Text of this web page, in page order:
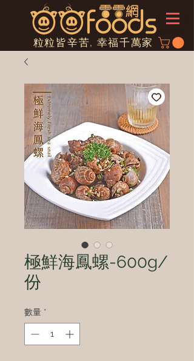
粒粒皆辛苦, 幸福千萬家
極鮮海鳳螺-600g/
份
數量 *